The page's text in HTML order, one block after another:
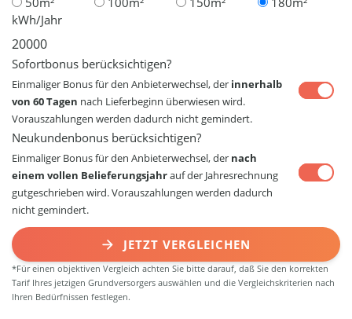
kWh/Jahr
Sofortbonus berücksichtigen?
Einmaliger Bonus für den Anbieterwechsel, der innerhalb
von 60 Tagen nach Lieferbeginn überwiesen wird.
Vorauszahlungen werden dadurch nicht gemindert.
Neukundenbonus berücksichtigen?
Einmaliger Bonus für den Anbieterwechsel, der nach
einem vollen Belieferungsjahrauf der Jahresrechnung
gutgeschrieben wird. Vorauszahlungen werden dadurch
nicht gemindert.
JETZT VERGLEICHEN
*Für einen objektiven Vergleich achten Sie bitte darauf, daß Sie den korrekten
Tarif Ihres jetzigen Grundversorgers auswählen und die Vergleichskriterien nach
Ihren Bedürfnissen festlegen.